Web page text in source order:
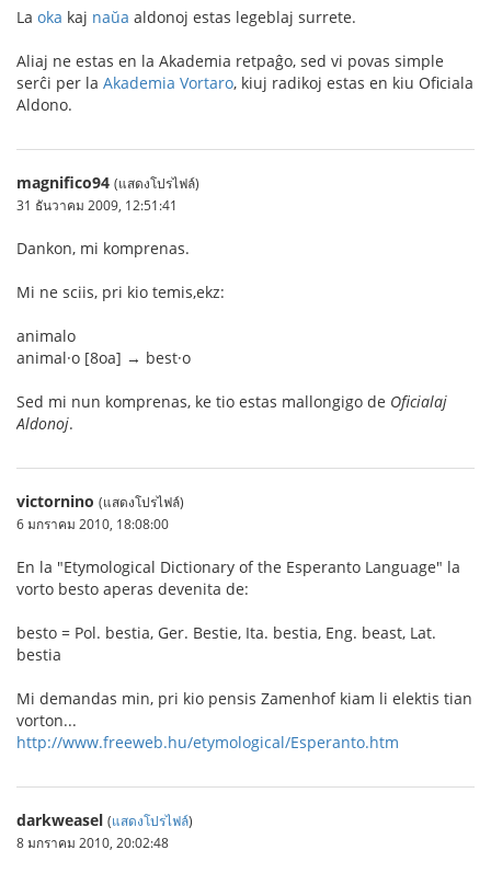
La oka kaj naŭa aldonoj estas legeblaj surrete.
Aliaj ne estas en la Akademia retpaĝo, sed vi povas simple
serĉi per la Akademia Vortaro, kiuj radikoj estas en kiu Oficiala
Aldono.
magnifico94 (แสดงโปรไฟล์)
31 ธันวาคม 2009, 12:51:41
Dankon, mi komprenas.
Mi ne sciis, pri kio temis,ekz:
animalo
animal·o [8oa] → best·o
Sed mi nun komprenas, ke tio estas mallongigo de Oficialaj
Aldonoj.
victornino (แสดงโปรไฟล์)
6 มกราคม 2010, 18:08:00
En la "Etymological Dictionary of the Esperanto Language" la
vorto besto aperas devenita de:
besto = Pol. bestia, Ger. Bestie, Ita. bestia, Eng. beast, Lat.
bestia
Mi demandas min, pri kio pensis Zamenhof kiam li elektis tian
vorton...
http://www.freeweb.hu/etymological/Esperanto.htm
darkweasel (แสดงโปรไฟล์)
8 มกราคม 2010, 20:02:48